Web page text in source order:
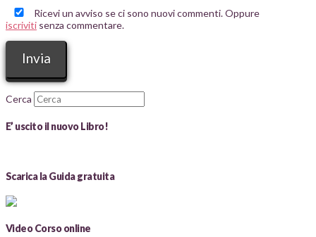
Ricevi un avviso se ci sono nuovi commenti. Oppure
iscriviti senza commentare.
Cerca
E’ uscito il nuovo Libro!
Scarica la Guida gratuita
Video Corso online